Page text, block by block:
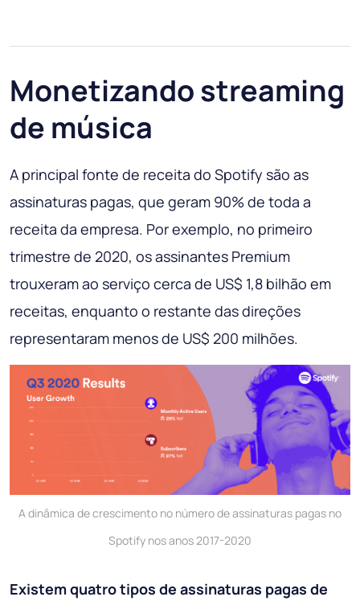
Monetizando streaming
de música
A principal fonte de receita do Spotify são as
assinaturas pagas, que geram 90% de toda a
receita da empresa. Por exemplo, no primeiro
trimestre de 2020, os assinantes Premium
trouxeram ao serviço cerca de US$ 1,8 bilhão em
receitas, enquanto o restante das direções
representaram menos de US$ 200 milhões.
A dinâmica de crescimento no número de assinaturas pagas no
Spotify nos anos 2017-2020
Existem quatro tipos de assinaturas pagas de